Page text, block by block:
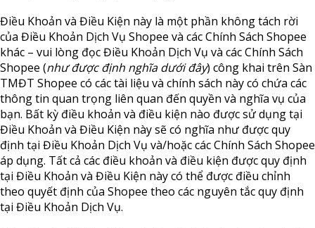
Điều Khoản và Điều Kiện này là một phần không tách rời
của Điều Khoản Dịch Vụ Shopee và các Chính Sách Shopee
khác – vui lòng đọc Điều Khoản Dịch Vụ và các Chính Sách
Shopee (như được định nghĩa dưới đây) công khai trên Sàn
TMĐT Shopee có các tài liệu và chính sách này có chứa các
thông tin quan trọng liên quan đến quyền và nghĩa vụ của
bạn. Bất kỳ điều khoản và điều kiện nào được sử dụng tại
Điều Khoản và Điều Kiện này sẽ có nghĩa như được quy
định tại Điều Khoản Dịch Vụ và/hoặc các Chính Sách Shopee
áp dụng. Tất cả các điều khoản và điều kiện được quy định
tại Điều Khoản và Điều Kiện này có thể được điều chỉnh
theo quyết định của Shopee theo các nguyên tắc quy định
tại Điều Khoản Dịch Vụ.